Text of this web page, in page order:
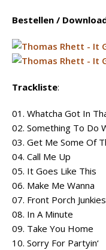
Bestellen /
Trackliste:
01. Whatcha Got In
02. Something To Do
03. Get Me Some Of
04. Call Me Up
05. It Goes Like This
06. Make Me Wanna
07. Front Porch Junkies
08. In A Minute
09. Take You Home
10. Sorry For Partyin‘